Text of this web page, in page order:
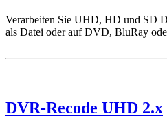
Verarbeiten Sie UHD, HD und SD
als Datei oder auf DVD, BluRay
DVR-Recode UHD 2.x